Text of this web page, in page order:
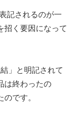
記されるのが一
招く要因になって
」と明記されて
は終わったの
です。